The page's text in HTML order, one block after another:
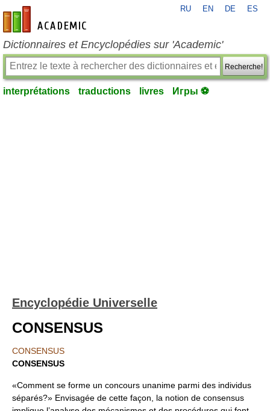
fr-academic.com
RU EN DE ES
Dictionnaires et Encyclopédies sur 'Academic'
Recherche!
interprétations traductions livres Игры ⚽
Encyclopédie Universelle
CONSENSUS
CONSENSUS
CONSENSUS
«Comment se forme un concours unanime parmi des individus
séparés?» Envisagée de cette façon, la notion de consensus